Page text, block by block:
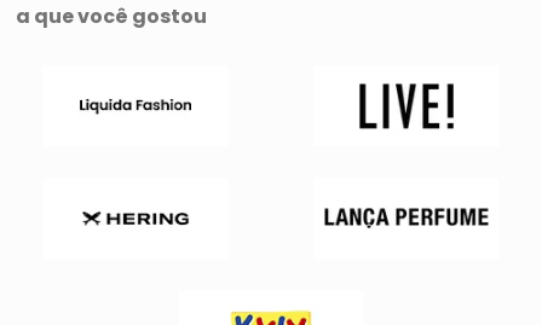
a que você gostou